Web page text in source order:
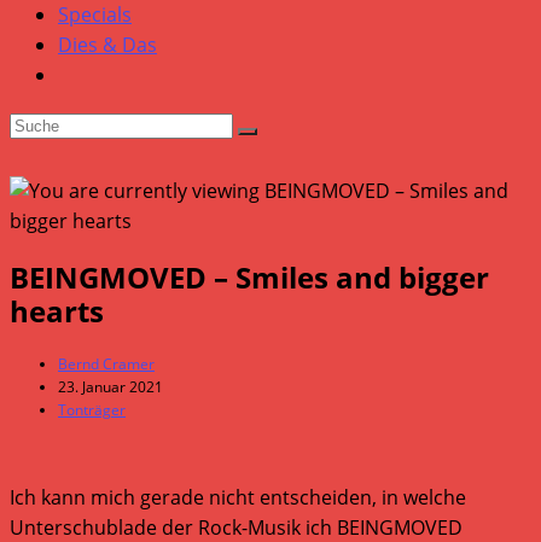
Specials
Dies & Das
BEINGMOVED – Smiles and bigger
hearts
Beitrags-
Autor:
Bernd Cramer
Beitrag
veröffentlicht:
23. Januar 2021
Beitrags-
Tonträger
Ich kann mich gerade nicht entscheiden, in welche
Unterschublade der Rock-Musik ich BEINGMOVED